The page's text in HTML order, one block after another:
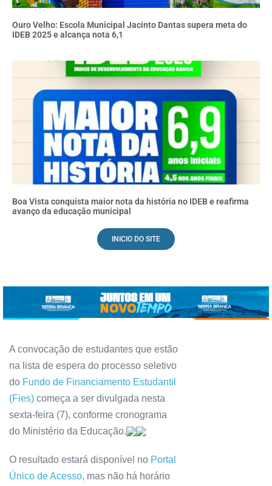
Ouro Velho: Escola Municipal Jacinto Dantas supera meta do
IDEB 2025 e alcança nota 6,1
Boa Vista conquista maior nota da história no IDEB e reafirma
avanço da educação municipal
INICIO DO SITE
A convocação de estudantes que estão
na lista de espera do processo seletivo
do Fundo de Financiamento Estudantil
(Fies) começa a ser divulgada nesta
sexta-feira (7), conforme cronograma
do Ministério da Educação.
O resultado estará disponível no Portal
Único de Acesso, mas não há horário